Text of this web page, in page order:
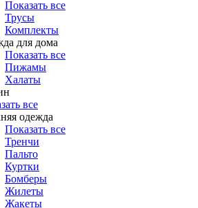
Показать все
Трусы
Комплекты
для дома
Показать все
Пижамы
Халаты
все
одежда
Показать все
Тренчи
Пальто
Куртки
Бомберы
Жилеты
Жакеты